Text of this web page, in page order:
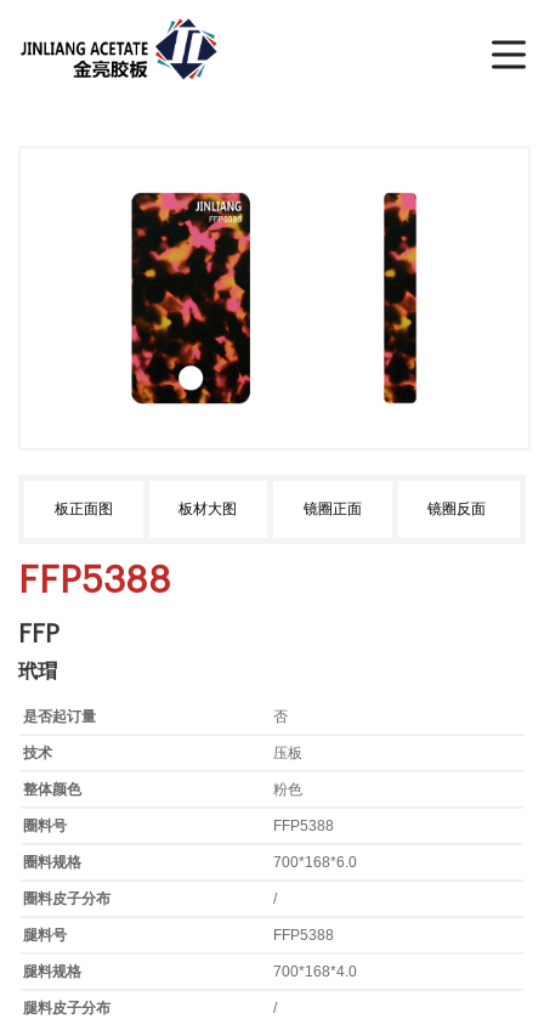
板正面图 板材大图 镜圈正面 镜圈反面
FFP5388
FFP
玳瑁
是否起订量 否
技术 压板
整体颜色 粉色
圈料号 FFP5388
圈料规格 700*168*6.0
圈料皮子分布 /
腿料号 FFP5388
腿料规格 700*168*4.0
腿料皮子分布 /